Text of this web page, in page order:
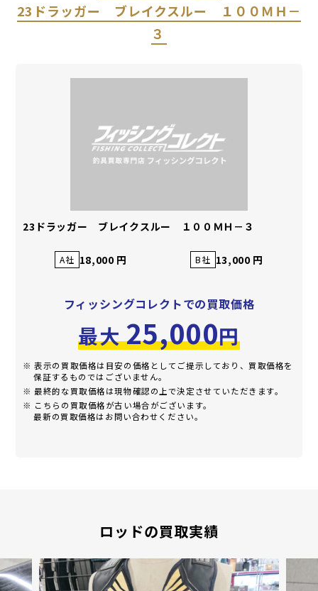
23ドラッガー ブレイクスルー １００ＭＨ－
３
23ドラッガー ブレイクスルー １００ＭＨ－３
A社 18,000 円 B社 13,000 円
フィッシングコレクトでの買取価格
最大25,000円
※ 表示の買取価格は目安の価格としてご提示しており、買取価格を
保証するものではございません。
※ 最終的な買取価格は現物確認の上で決定させていただきます。
※ こちらの買取価格が古い場合がございます。
最新の買取価格はお問い合わせください。
ロッドの買取実績